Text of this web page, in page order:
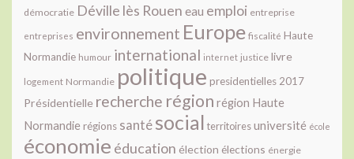
démocratie Déville lès Rouen eau emploi entreprise
entreprises environnement Europe fiscalité Haute
Normandie humour international internet justice livre
logement Normandie politique presidentielles 2017
Présidentielle recherche région région Haute
Normandie régions santésocial territoiresuniversité école
économie éducation élection élections énergie